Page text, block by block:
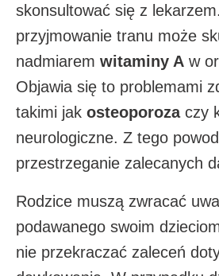
skonsultować się z
przyjmowanie tranu może
nadmiarem witaminy A w
Objawia się to problemami
takimi jak osteoporozaczy
neurologiczne. Z tego
przestrzeganie zalecanych
Rodzice muszą zwracać
podawanego swoim
nie przekraczać zaleceń